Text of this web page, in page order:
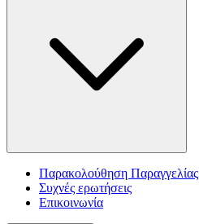
Παρακολούθηση Παραγγελίας
Συχνές ερωτήσεις
Επικοινωνία